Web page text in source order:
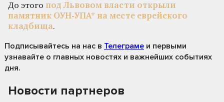
До этого под Львовом власти открыли
памятник ОУН-УПА* на месте еврейского
кладбища.
Подписывайтесь на нас в Телеграме и первыми
узнавайте о главных новостях и важнейших событиях
дня.
Новости партнеров